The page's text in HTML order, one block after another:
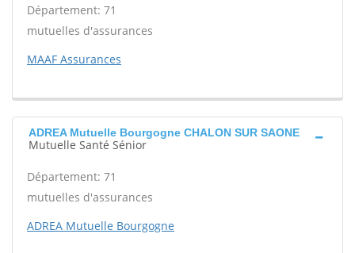
Département: 71
mutuelles d'assurances
MAAF Assurances
ADREA Mutuelle Bourgogne CHALON SUR SAONE
Mutuelle Santé Sénior
Département: 71
mutuelles d'assurances
ADREA Mutuelle Bourgogne